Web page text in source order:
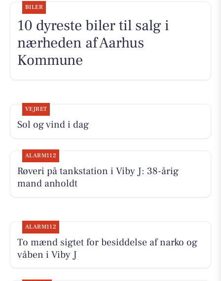
BILER
10 dyreste biler til salg i
nærheden af Aarhus
Kommune
VEJRET
Sol og vind i dag
ALARM112
Røveri på tankstation i Viby J: 38-årig
mand anholdt
ALARM112
To mænd sigtet for besiddelse af narko og
våben i Viby J